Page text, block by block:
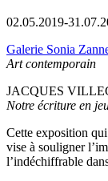
02.05.2019-
Galerie Sonia
Art contemporain
JACQUES
Notre écriture en
Cette exposition
vise à souligner
l’indéchiffrable